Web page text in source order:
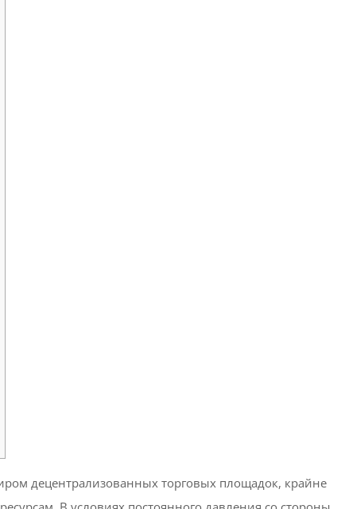
децентрализованных торговых площадок, крайне